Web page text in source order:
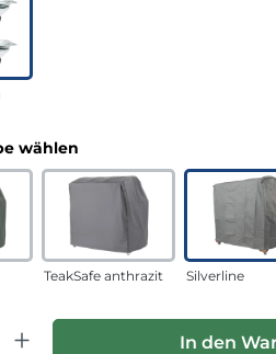
wählen
TeakSafe anthrazit Silverline
Gib den gewünschten Wert
In den